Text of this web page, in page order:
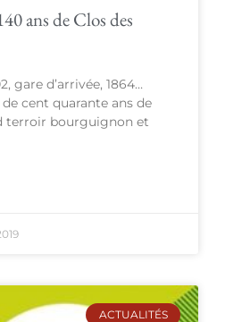
ans de Clos des
gare d’arrivée, 1864…
cent quarante ans de
terroir bourguignon et
ACTUALITÉS